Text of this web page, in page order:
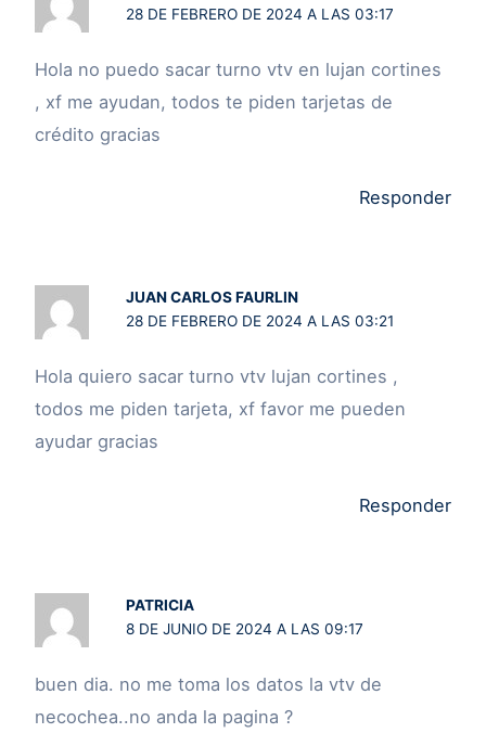
28 DE FEBRERO DE 2024 A LAS 03:17
Hola no puedo sacar turno vtv en lujan cortines
, xf me ayudan, todos te piden tarjetas de
crédito gracias
Responder
JUAN CARLOS FAURLIN
28 DE FEBRERO DE 2024 A LAS 03:21
Hola quiero sacar turno vtv lujan cortines ,
todos me piden tarjeta, xf favor me pueden
ayudar gracias
Responder
PATRICIA
8 DE JUNIO DE 2024 A LAS 09:17
buen dia. no me toma los datos la vtv de
necochea..no anda la pagina ?